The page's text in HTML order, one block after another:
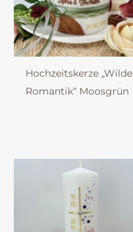
Hochzeitskerze „Wilde
Romantik“ Moosgrün